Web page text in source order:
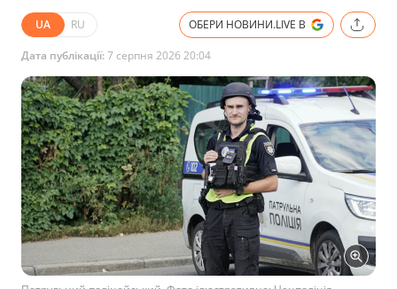
UA RU ОБЕРИ НОВИНИ.LIVE В
Дата публікації:7 серпня 2026 20:04